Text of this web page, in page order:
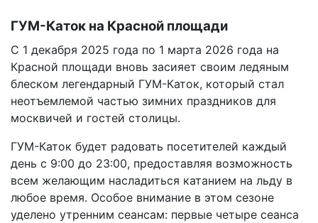
ГУМ-Каток на Красной площади
С 1 декабря 2025 года по 1 марта 2026 года на
Красной площади вновь засияет своим ледяным
блеском легендарный ГУМ-Каток, который стал
неотъемлемой частью зимних праздников для
москвичей и гостей столицы.
ГУМ-Каток будет радовать посетителей каждый
день с 9:00 до 23:00, предоставляя возможность
всем желающим насладиться катанием на льду в
любое время. Особое внимание в этом сезоне
уделено утренним сеансам: первые четыре сеанса